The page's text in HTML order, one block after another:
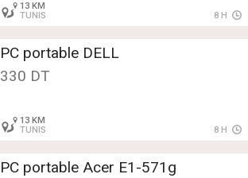
13 KM
TUNIS
8 H
PC portable DELL
330 DT
13 KM
TUNIS
8 H
PC portable Acer E1-571g